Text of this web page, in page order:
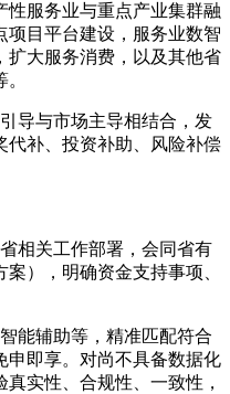
性服务业与重点产业集群融
项目平台建设，服务业数智
扩大服务消费，以及其他省
导与市场主导相结合，发
代补、投资补助、风险补偿
相关工作部署，会同省有
），明确资金支持事项、
能辅助等，精准匹配符合
申即享。对尚不具备数据化
实性、合规性、一致性，